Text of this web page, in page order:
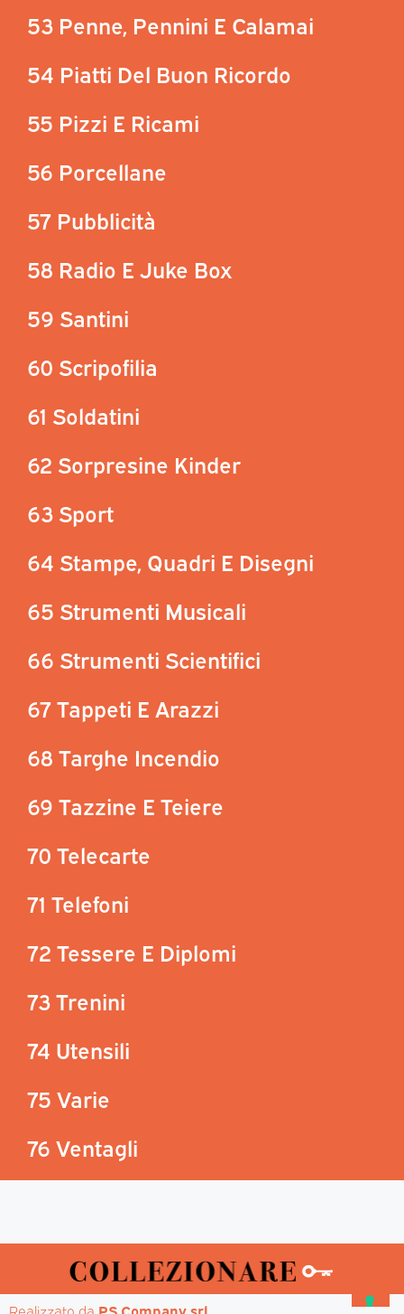
53 Penne, Pennini E Calamai
54 Piatti Del Buon Ricordo
55 Pizzi E Ricami
56 Porcellane
57 Pubblicità
58 Radio E Juke Box
59 Santini
60 Scripofilia
61 Soldatini
62 Sorpresine Kinder
63 Sport
64 Stampe, Quadri E Disegni
65 Strumenti Musicali
66 Strumenti Scientifici
67 Tappeti E Arazzi
68 Targhe Incendio
69 Tazzine E Teiere
70 Telecarte
71 Telefoni
72 Tessere E Diplomi
73 Trenini
74 Utensili
75 Varie
76 Ventagli